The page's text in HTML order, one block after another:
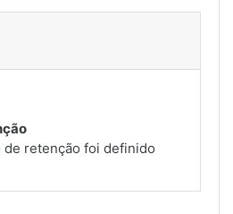
de retenção foi definido